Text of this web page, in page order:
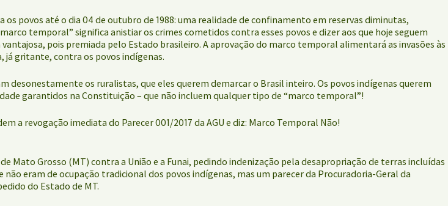
povos até o dia 04 de outubro de 1988: uma realidade de confinamento em reservas diminutas,
temporal” significa anistiar os crimes cometidos contra esses povos e dizer aos que hoje seguem
pois premiada pelo Estado brasileiro. A aprovação do marco temporal alimentará as invasões às
já gritante, contra os povos indígenas.
desonestamente os ruralistas, que eles querem demarcar o Brasil inteiro. Os povos indígenas querem
garantidos na Constituição – que não incluem qualquer tipo de “marco temporal”!
a revogação imediata do Parecer 001/2017 da AGU e diz: Marco Temporal Não!
Mato Grosso (MT) contra a União e a Funai, pedindo indenização pela desapropriação de terras incluídas
não eram de ocupação tradicional dos povos indígenas, mas um parecer da Procuradoria-Geral da
do Estado de MT.